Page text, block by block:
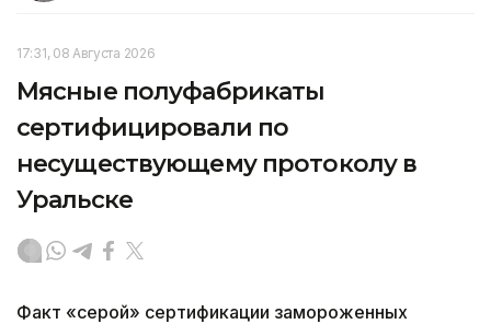
17:31, 08 Августа 2026
Мясные полуфабрикаты
сертифицировали по
несуществующему протоколу в
Уральске
Факт «серой» сертификации замороженных